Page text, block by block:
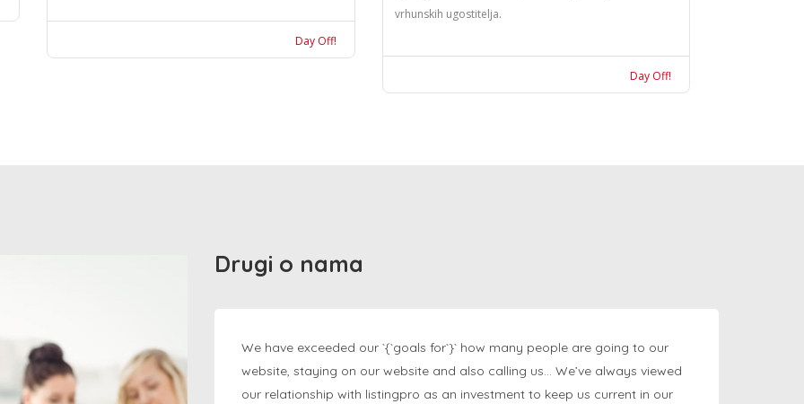
Day Off!
vrhunskih ugostitelja.
Day Off!
Drugi o nama
We have exceeded our `{`goals for`}` how many people are going to our
website, staying on our website and also calling us… We’ve always viewed
our relationship with listingpro as an investment to keep us current in our